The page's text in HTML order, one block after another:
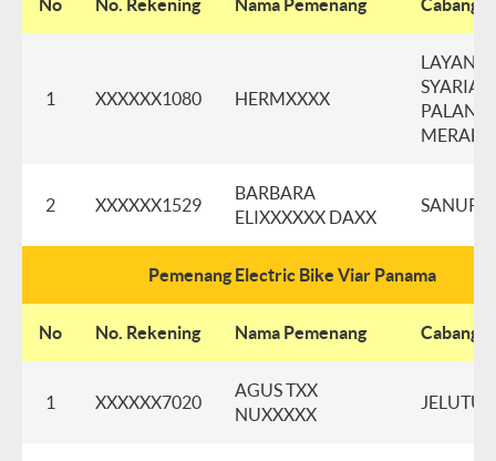
No No. Rekening Nama Pemenang Cabang
1 XXXXXX1080 HERMXXXX
SYARIAH
PALANG
MERAH
2 XXXXXX1529
BARBARA
ELIXXXXXX DAXX
SANUR
Pemenang Electric Bike Viar Panama
No No. Rekening Nama Pemenang Cabang
1 XXXXXX7020
AGUS TXX
NUXXXXX